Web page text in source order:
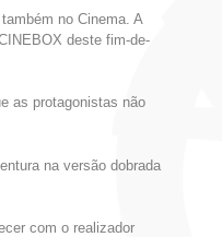
no Cinema. A
deste fim-de-
as protagonistas não
na versão dobrada
com o realizador